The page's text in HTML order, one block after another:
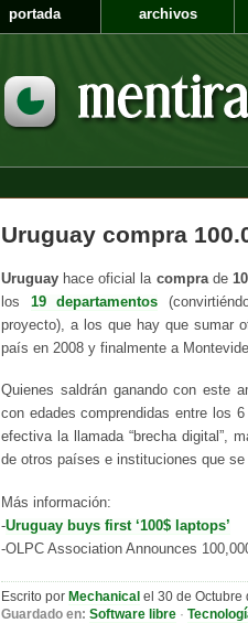
portada archivos
Uruguay compra
Uruguay hace oficial la comprade
los 19 departamentos
proyecto), a los que hay que sumar
país en 2008 y finalmente a
Quienes saldrán ganando con este
con edades comprendidas entre los
efectiva la llamada “brecha digital”,
de otros países e instituciones que se
Más información:
-Uruguay buys first ‘100$ laptops’
-OLPC Association Announces
Escrito por Mechanical el 30 de Octubre
Guardado en: Software libre ·